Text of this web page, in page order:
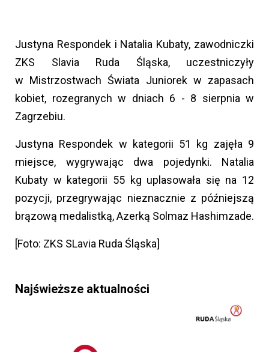
Justyna Respondek i Natalia Kubaty, zawodniczki
ZKS Slavia Ruda Śląska, uczestniczyły
w Mistrzostwach Świata Juniorek w zapasach
kobiet, rozegranych w dniach 6 - 8 sierpnia w
Zagrzebiu.
Justyna Respondek w kategorii 51 kg zajęła 9
miejsce, wygrywając dwa pojedynki. Natalia
Kubaty w kategorii 55 kg uplasowała się na 12
pozycji, przegrywając nieznacznie z późniejszą
brązową medalistką, Azerką Solmaz Hashimzade.
[Foto: ZKS SLavia Ruda Śląska]
Najświeższe aktualności